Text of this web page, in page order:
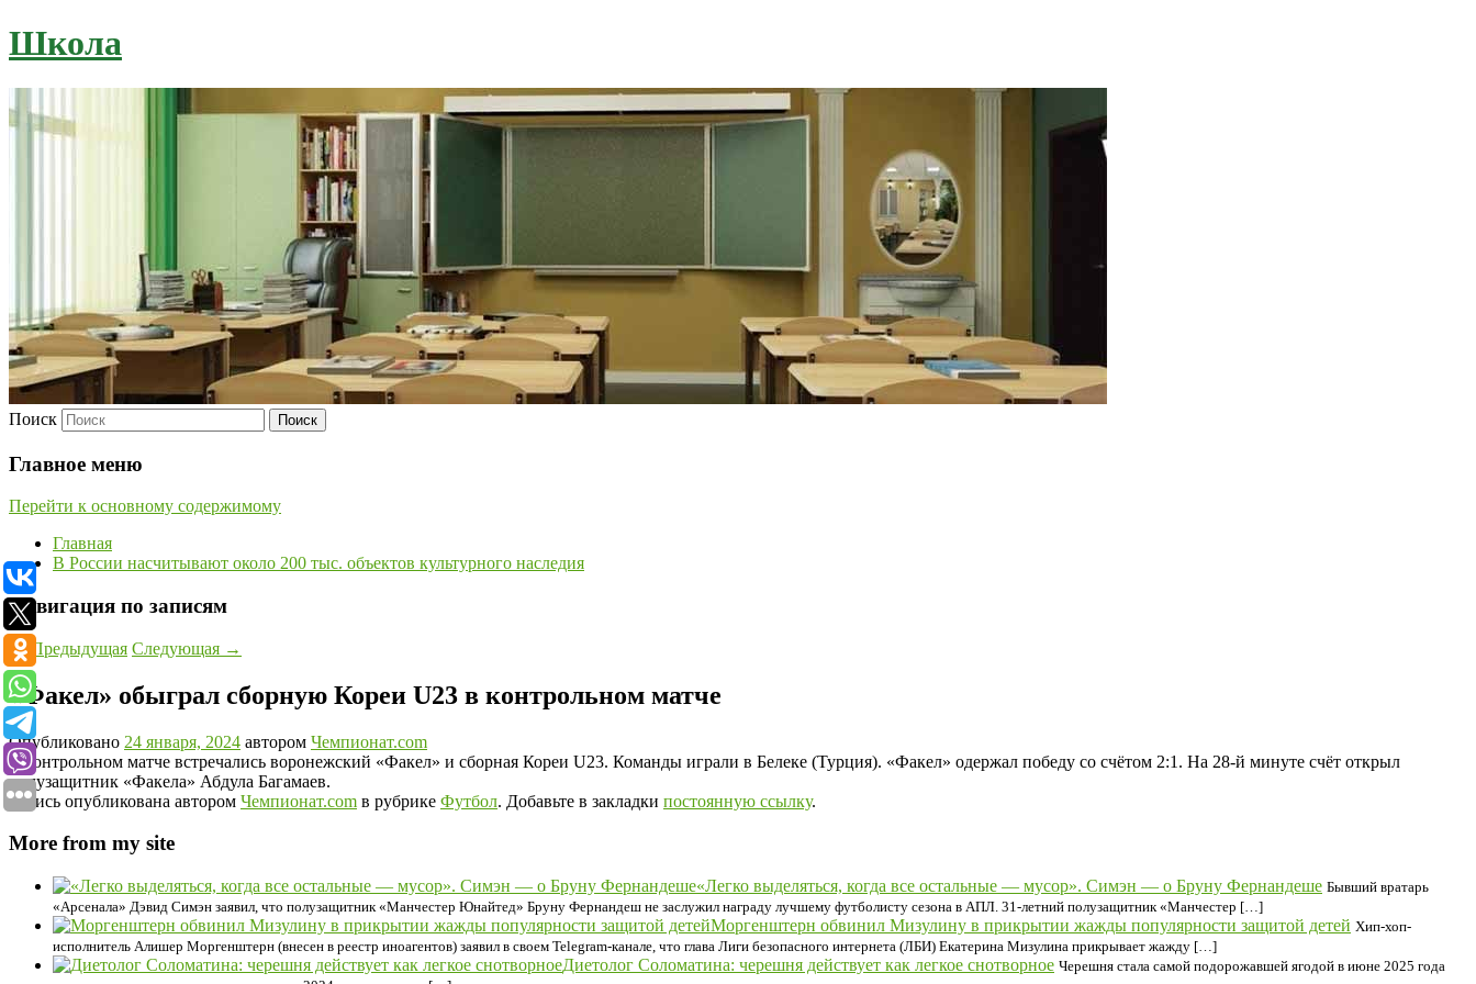
Школа
Поиск
Главное меню
Перейти к основному содержимому
Главная
В России насчитывают около 200 тыс. объектов культурного наследия
Навигация по записям
←Предыдущая Следующая →
«Факел» обыграл сборную Кореи U23 в контрольном матче
Опубликовано 24 января, 2024 автором Чемпионат.com
В контрольном матче встречались воронежский «Факел» и сборная Кореи U23. Команды играли в Белеке (Турция). «Факел» одержал победу со счётом 2:1. На 28-й минуте счёт открыл
полузащитник «Факела» Абдула Багамаев.
Запись опубликована автором Чемпионат.com в рубрике Футбол. Добавьте в закладки постоянную ссылку.
More from my site
«Легко выделяться, когда все остальные — мусор». Симэн — о Бруну Фернандеше Бывший вратарь
«Арсенала» Дэвид Симэн заявил, что полузащитник «Манчестер Юнайтед» Бруну Фернандеш не заслужил награду лучшему футболисту сезона в АПЛ. 31-летний полузащитник «Манчестер […]
Моргенштерн обвинил Мизулину в прикрытии жажды популярности защитой детей Хип-хоп-
исполнитель Алишер Моргенштерн (внесен в реестр иноагентов) заявил в своем Telegram-канале, что глава Лиги безопасного интернета (ЛБИ) Екатерина Мизулина прикрывает жажду […]
Диетолог Соломатина: черешня действует как легкое снотворное Черешня стала самой подорожавшей ягодой в июне 2025 года